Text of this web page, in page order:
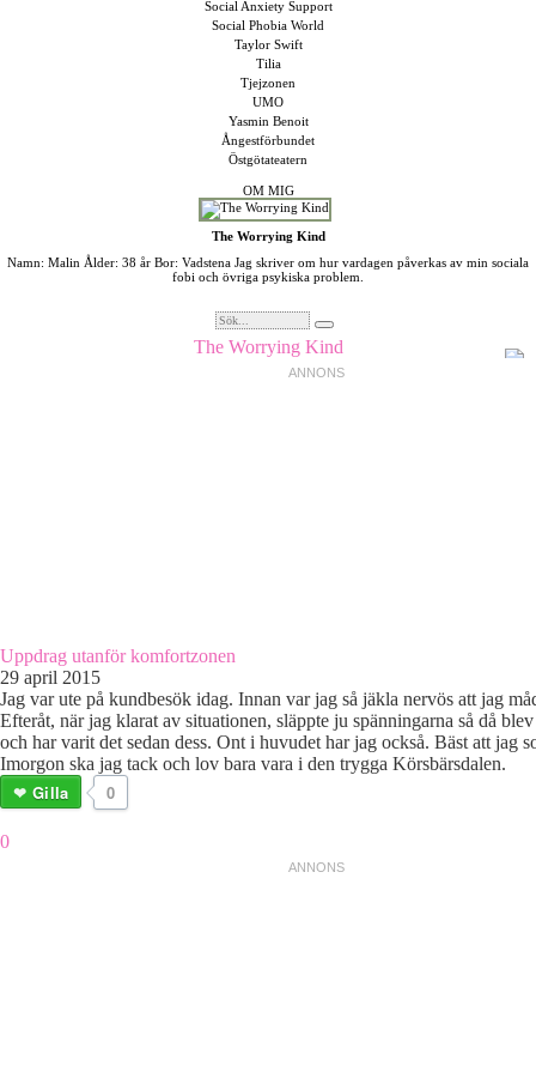
Social Anxiety Support
Social Phobia World
Taylor Swift
Tilia
Tjejzonen
UMO
Yasmin Benoit
Ångestförbundet
Östgötateatern
OM MIG
The Worrying Kind
Namn: Malin Ålder: 38 år Bor: Vadstena Jag skriver om hur vardagen påverkas av min sociala
fobi och övriga psykiska problem.
The Worrying Kind
Uppdrag utanför komfortzonen
29 april 2015
Jag var ute på kundbesök idag. Innan var jag så jäkla nervös att jag
Efteråt, när jag klarat av situationen, släppte ju spänningarna så då
och har varit det sedan dess. Ont i huvudet har jag också. Bäst att jag
Imorgon ska jag tack och lov bara vara i den trygga Körsbärsdalen.
0
Gilla
0